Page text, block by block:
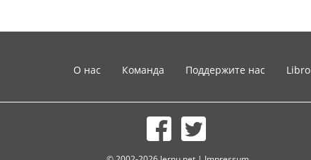
О нас Команда Поддержите нас Libro